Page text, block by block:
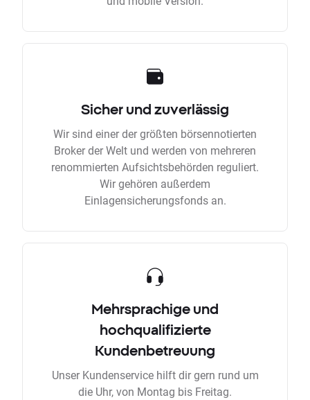
Sicher und zuverlässig
Wir sind einer der größten börsennotierten
Broker der Welt und werden von mehreren
renommierten Aufsichtsbehörden reguliert.
Wir gehören außerdem
Einlagensicherungsfonds an.
Mehrsprachige und
hochqualifizierte
Kundenbetreuung
Unser Kundenservice hilft dir gern rund um
die Uhr, von Montag bis Freitag.